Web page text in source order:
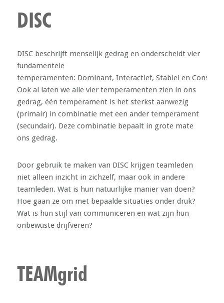
DISC
DISC beschrijft menselijk gedrag en onderscheidt vier
fundamentele
temperamenten: Dominant, Interactief, Stabiel en
Ook al laten we alle vier temperamenten zien in ons
gedrag, één temperament is het sterkst aanwezig
(primair) in combinatie met een ander temperament
(secundair). Deze combinatie bepaalt in grote mate
ons gedrag.
Door gebruik te maken van DISC krijgen teamleden
niet alleen inzicht in zichzelf, maar ook in andere
teamleden. Wat is hun natuurlijke manier van doen?
Hoe gaan ze om met bepaalde situaties onder druk?
Wat is hun stijl van communiceren en wat zijn hun
onbewuste drijfveren?
TEAMgrid